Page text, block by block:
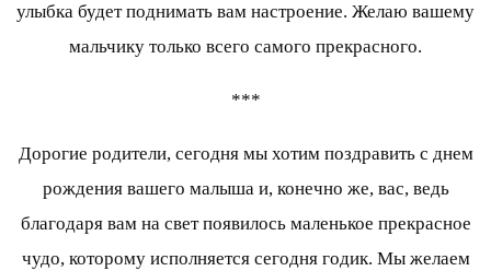
улыбка будет поднимать вам настроение. Желаю вашему
мальчику только всего самого прекрасного.
***
Дорогие родители, сегодня мы хотим поздравить с днем
рождения вашего малыша и, конечно же, вас, ведь
благодаря вам на свет появилось маленькое прекрасное
чудо, которому исполняется сегодня годик. Мы желаем